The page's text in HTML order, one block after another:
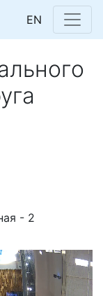
EN
- 2